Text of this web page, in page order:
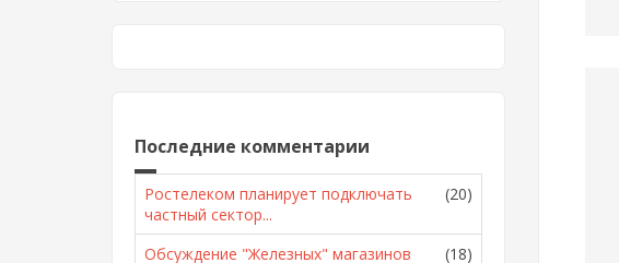
Последние комментарии
Ростелеком планирует подключать
частный сектор...
(20)
Обсуждение "Железных" магазинов
(18)